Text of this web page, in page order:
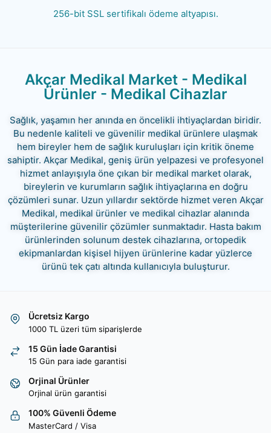
256-bit SSL sertifikalı ödeme altyapısı.
Akçar Medikal Market - Medikal
Ürünler - Medikal Cihazlar
Sağlık, yaşamın her anında en öncelikli ihtiyaçlardan biridir.
Bu nedenle kaliteli ve güvenilir medikal ürünlere ulaşmak
hem bireyler hem de sağlık kuruluşları için kritik öneme
sahiptir. Akçar Medikal, geniş ürün yelpazesi ve profesyonel
hizmet anlayışıyla öne çıkan bir medikal market olarak,
bireylerin ve kurumların sağlık ihtiyaçlarına en doğru
çözümleri sunar. Uzun yıllardır sektörde hizmet veren Akçar
Medikal, medikal ürünler ve medikal cihazlar alanında
müşterilerine güvenilir çözümler sunmaktadır. Hasta bakım
ürünlerinden solunum destek cihazlarına, ortopedik
ekipmanlardan kişisel hijyen ürünlerine kadar yüzlerce
ürünü tek çatı altında kullanıcıyla buluşturur.
Ücretsiz Kargo
1000 TL üzeri tüm siparişlerde
15 Gün İade Garantisi
15 Gün para iade garantisi
Orjinal Ürünler
Orjinal ürün garantisi
100% Güvenli Ödeme
MasterCard / Visa